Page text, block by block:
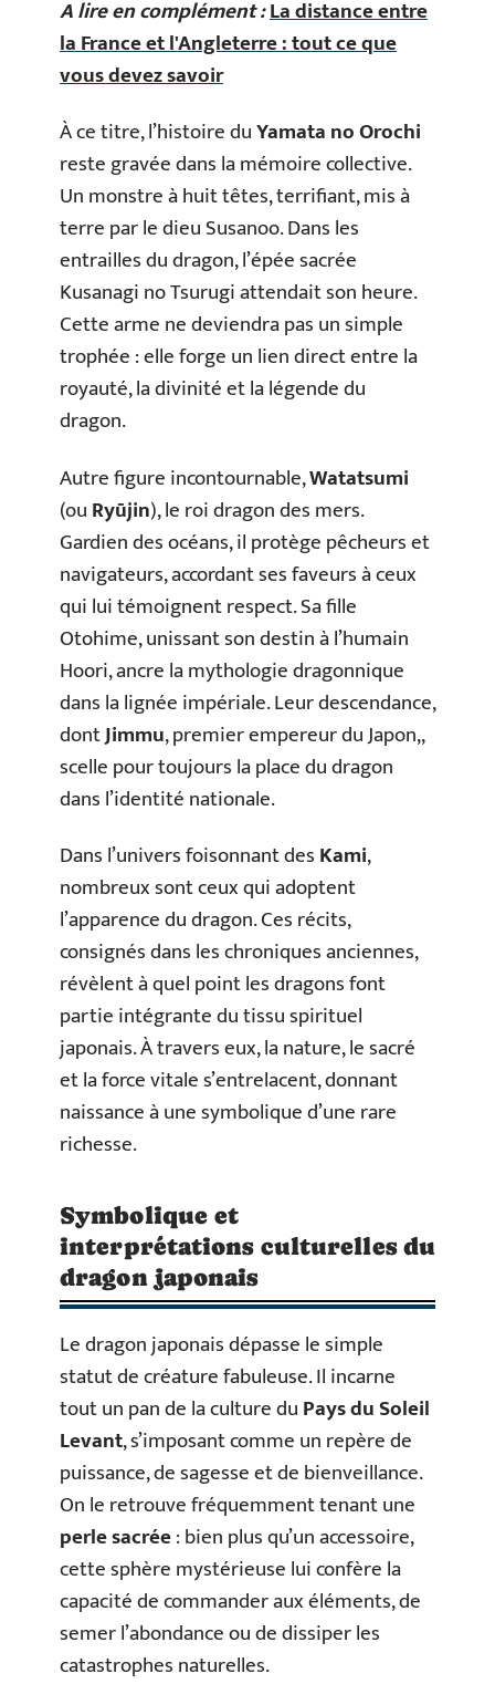
A lire en complément :La distance entre
la France et l'Angleterre : tout ce que
vous devez savoir
À ce titre, l’histoire duYamata no Orochi
reste gravée dans la mémoire collective.
Un monstre à huit têtes, terrifiant, mis à
terre par le dieu Susanoo. Dans les
entrailles du dragon, l’épée sacrée
Kusanagi no Tsurugi attendait son heure.
Cette arme ne deviendra pas un simple
trophée : elle forge un lien direct entre la
royauté, la divinité et la légende du
dragon.
Autre figure incontournable,Watatsumi
(ouRyūjin), le roi dragon des mers.
Gardien des océans, il protège pêcheurs et
navigateurs, accordant ses faveurs à ceux
qui lui témoignent respect. Sa fille
Otohime, unissant son destin à l’humain
Hoori, ancre la mythologie dragonnique
dans la lignée impériale. Leur descendance,
dontJimmu, premier empereur du Japon,,
scelle pour toujours la place du dragon
dans l’identité nationale.
Dans l’univers foisonnant desKami,
nombreux sont ceux qui adoptent
l’apparence du dragon. Ces récits,
consignés dans les chroniques anciennes,
révèlent à quel point les dragons font
partie intégrante du tissu spirituel
japonais. À travers eux, la nature, le sacré
et la force vitale s’entrelacent, donnant
naissance à une symbolique d’une rare
richesse.
Symbolique et
interprétations culturelles du
dragon japonais
Le dragon japonais dépasse le simple
statut de créature fabuleuse. Il incarne
tout un pan de la culture duPays du Soleil
Levant, s’imposant comme un repère de
puissance, de sagesse et de bienveillance.
On le retrouve fréquemment tenant une
perle sacrée: bien plus qu’un accessoire,
cette sphère mystérieuse lui confère la
capacité de commander aux éléments, de
semer l’abondance ou de dissiper les
catastrophes naturelles.